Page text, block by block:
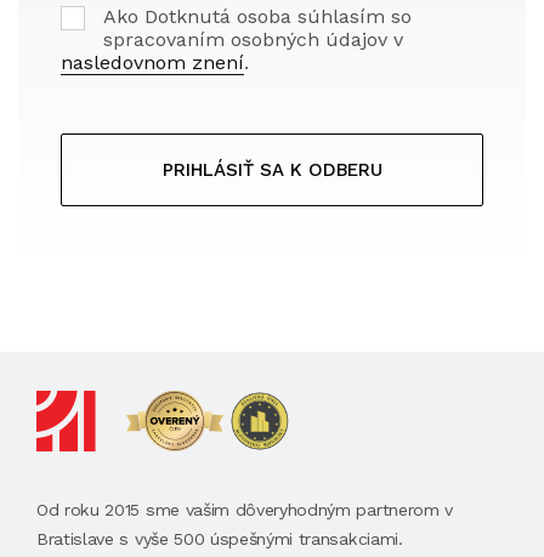
Ako Dotknutá osoba súhlasím so
spracovaním osobných údajov v
nasledovnom znení.
PRIHLÁSIŤ SA K ODBERU
Od roku 2015 sme vašim dôveryhodným partnerom v
Bratislave s vyše 500 úspešnými transakciami.